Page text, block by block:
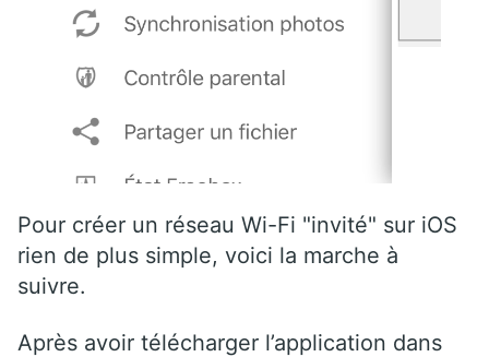
Pour créer un réseau Wi-Fi "invité" sur iOS
rien de plus simple, voici la marche à
suivre.
Après avoir télécharger l’application dans